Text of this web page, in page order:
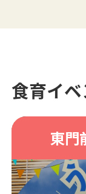
食育イ
東門